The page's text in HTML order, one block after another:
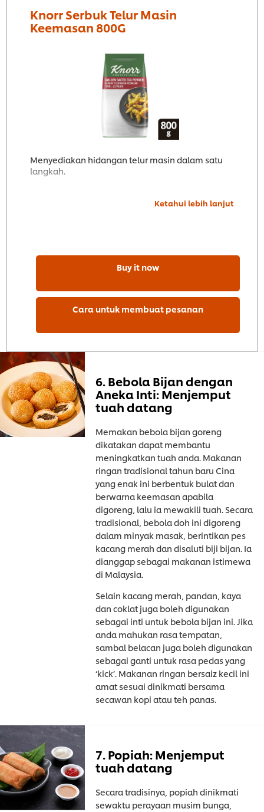
Knorr Serbuk Telur Masin
Keemasan 800G
Menyediakan hidangan telur masin dalam satu
langkah.
Ketahui lebih lanjut
Buy it now
Cara untuk membuat pesanan
6. Bebola Bijan dengan
Aneka Inti: Menjemput
tuah datang
Memakan bebola bijan goreng
dikatakan dapat membantu
meningkatkan tuah anda. Makanan
ringan tradisional tahun baru Cina
yang enak ini berbentuk bulat dan
berwarna keemasan apabila
digoreng, lalu ia mewakili tuah. Secara
tradisional, bebola doh ini digoreng
dalam minyak masak, berintikan pes
kacang merah dan disaluti biji bijan. Ia
dianggap sebagai makanan istimewa
di Malaysia.
Selain kacang merah, pandan, kaya
dan coklat juga boleh digunakan
sebagai inti untuk bebola bijan ini. Jika
anda mahukan rasa tempatan,
sambal belacan juga boleh digunakan
sebagai ganti untuk rasa pedas yang
‘kick’. Makanan ringan bersaiz kecil ini
amat sesuai dinikmati bersama
secawan kopi atau teh panas.
7. Popiah: Menjemput
tuah datang
Secara tradisinya, popiah dinikmati
sewaktu perayaan musim bunga,